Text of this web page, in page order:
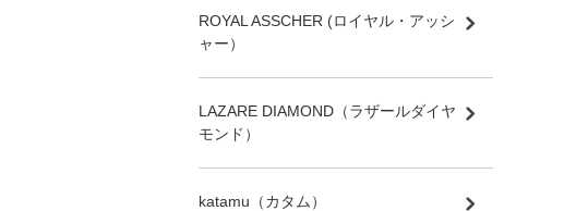
ROYAL ASSCHER (ロイヤル・アッシ
ャー）
LAZARE DIAMOND（ラザールダイヤ
モンド）
katamu（カタム）